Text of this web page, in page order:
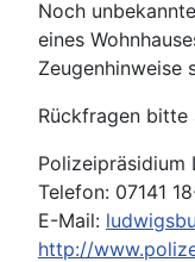
Noch
eines
Zeugenhinweise
Rückfragen bitte
Polizeipräsidium
Telefon: 07141
E-Mail:
http://